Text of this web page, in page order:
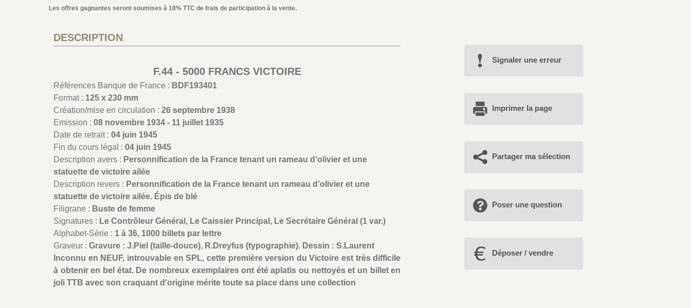
Les offres gagnantes seront soumises à 18% TTC de frais de participation à la vente.
DESCRIPTION
F.44 - 5000 FRANCS VICTOIRE
Références Banque de France : BDF193401
Format : 125 x 230 mm
Création/mise en circulation : 26 septembre 1938
Emission : 08 novembre 1934 - 11 juillet 1935
Date de retrait : 04 juin 1945
Fin du cours légal : 04 juin 1945
Description avers : Personnification de la France tenant un rameau d’olivier et une
statuette de victoire ailée
Description revers : Personnification de la France tenant un rameau d’olivier et une
statuette de victoire ailée. Épis de blé
Filigrane : Buste de femme
Signatures : Le Contrôleur Général, Le Caissier Principal, Le Secrétaire Général (1 var.)
Alphabet-Série : 1 à 36, 1000 billets par lettre
Graveur : Gravure : J.Piel (taille-douce), R.Dreyfus (typographie). Dessin : S.Laurent
Inconnu en NEUF, introuvable en SPL, cette première version du Victoire est très difficile
à obtenir en bel état. De nombreux exemplaires ont été aplatis ou nettoyés et un billet en
joli TTB avec son craquant d'origine mérite toute sa place dans une collection
Signaler une erreur
Imprimer la page
Partager ma sélection
Poser une question
Déposer / vendre